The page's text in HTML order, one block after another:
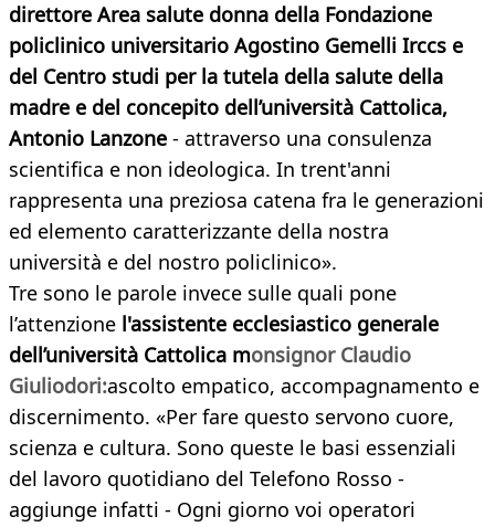
direttore Area salute donna della Fondazione
policlinico universitario Agostino Gemelli Irccs e
del Centro studi per la tutela della salute della
madre e del concepito dell’università Cattolica,
Antonio Lanzone - attraverso una consulenza
scientifica e non ideologica. In trent'anni
rappresenta una preziosa catena fra le generazioni
ed elemento caratterizzante della nostra
università e del nostro policlinico».
Tre sono le parole invece sulle quali pone
l’attenzione l'assistente ecclesiastico generale
dell’università Cattolica monsignor Claudio
Giuliodori:ascolto empatico, accompagnamento e
discernimento. «Per fare questo servono cuore,
scienza e cultura. Sono queste le basi essenziali
del lavoro quotidiano del Telefono Rosso -
aggiunge infatti - Ogni giorno voi operatori